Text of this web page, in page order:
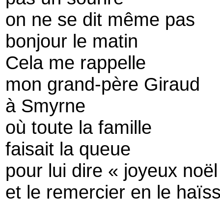
on ne se dit même pas
bonjour le matin
Cela me rappelle
mon grand-père Giraud
à Smyrne
où toute la famille
faisait la queue
pour lui dire « joyeux
et le remercier en le